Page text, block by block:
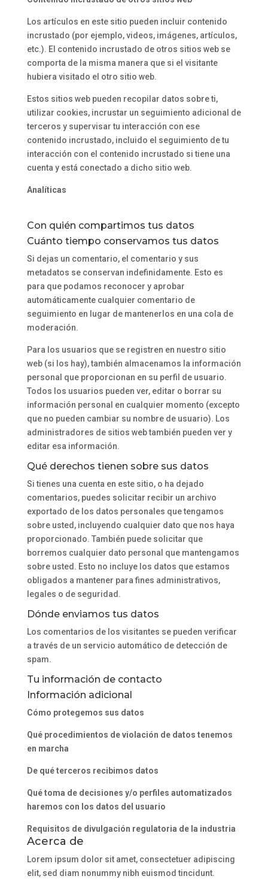
Los artículos en este sitio pueden incluir contenido
incrustado (por ejemplo, videos, imágenes, artículos,
etc.). El contenido incrustado de otros sitios web se
comporta de la misma manera que si el visitante
hubiera visitado el otro sitio web.
Estos sitios web pueden recopilar datos sobre ti,
utilizar cookies, incrustar un seguimiento adicional de
terceros y supervisar tu interacción con ese
contenido incrustado, incluido el seguimiento de tu
interacción con el contenido incrustado si tiene una
cuenta y está conectado a dicho sitio web.
Analíticas
Con quién compartimos tus datos
Cuánto tiempo conservamos tus datos
Si dejas un comentario, el comentario y sus
metadatos se conservan indefinidamente. Esto es
para que podamos reconocer y aprobar
automáticamente cualquier comentario de
seguimiento en lugar de mantenerlos en una cola de
moderación.
Para los usuarios que se registren en nuestro sitio
web (si los hay), también almacenamos la información
personal que proporcionan en su perfil de usuario.
Todos los usuarios pueden ver, editar o borrar su
información personal en cualquier momento (excepto
que no pueden cambiar su nombre de usuario). Los
administradores de sitios web también pueden ver y
editar esa información.
Qué derechos tienen sobre sus datos
Si tienes una cuenta en este sitio, o ha dejado
comentarios, puedes solicitar recibir un archivo
exportado de los datos personales que tengamos
sobre usted, incluyendo cualquier dato que nos haya
proporcionado. También puede solicitar que
borremos cualquier dato personal que mantengamos
sobre usted. Esto no incluye los datos que estamos
obligados a mantener para fines administrativos,
legales o de seguridad.
Dónde enviamos tus datos
Los comentarios de los visitantes se pueden verificar
a través de un servicio automático de detección de
spam.
Tu información de contacto
Información adicional
Cómo protegemos sus datos
Qué procedimientos de violación de datos tenemos
en marcha
De qué terceros recibimos datos
Qué toma de decisiones y/o perfiles automatizados
haremos con los datos del usuario
Requisitos de divulgación regulatoria de la industria
Acerca de
Lorem ipsum dolor sit amet, consectetuer adipiscing
elit, sed diam nonummy nibh euismod tincidunt.